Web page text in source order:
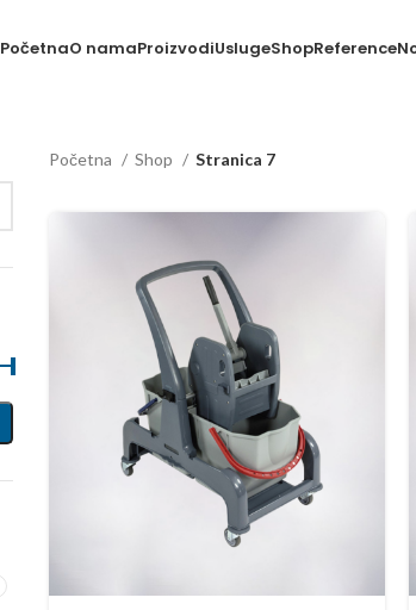
PočetnaO namaProizvodiUslugeShopReference
Početna Shop Stranica 7